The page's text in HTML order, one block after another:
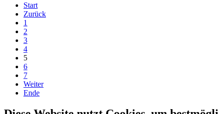
Start
Zurück
1
2
3
4
5
6
7
Weiter
Ende